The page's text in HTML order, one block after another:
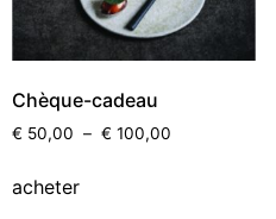
Chèque-cadeau
€ 50,00 – € 100,00
acheter